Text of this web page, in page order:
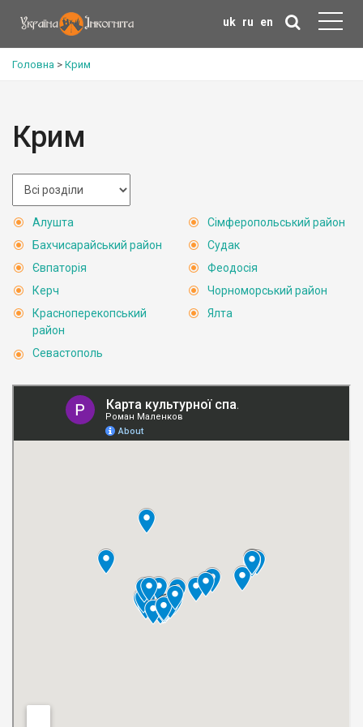
uk ru en
Головна > Крим
Крим
Алушта
Бахчисарайський район
Євпаторія
Керч
Красноперекопський
район
Севастополь
Сімферопольський район
Судак
Феодосія
Чорноморський район
Ялта